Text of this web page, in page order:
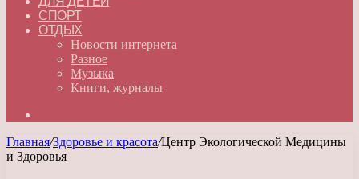
СПОРТ
ОТДЫХ
Новости интернета
Разное
Музыка
Книги, журналы
Главная/Здоровье и красота/Центр Экологической Медицины
и Здоровья